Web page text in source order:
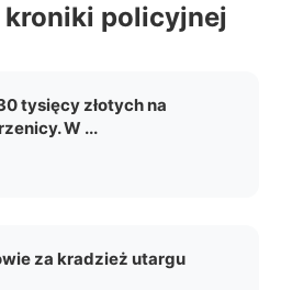
kroniki policyjnej
tysięcy złotych na
W ...
za kradzież utargu